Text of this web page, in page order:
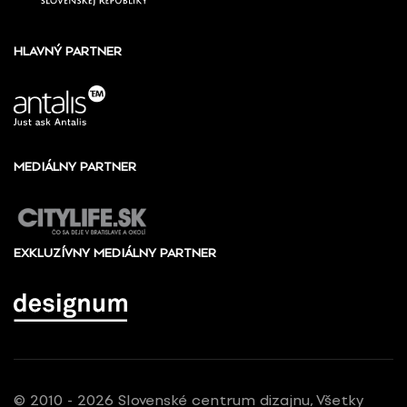
HLAVNÝ PARTNER
MEDIÁLNY PARTNER
EXKLUZÍVNY MEDIÁLNY PARTNER
© 2010 - 2026 Slovenské centrum dizajnu, Všetky